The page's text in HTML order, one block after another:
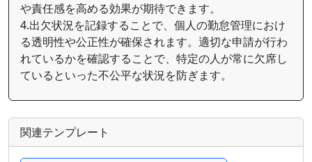
や責任感を高める効果が期待できます。
4.出欠状況を記録することで、個人の勤怠管理におけ
る透明性や公正性が確保されます。適切な申請が行わ
れているかを確認することで、特定の人が常に欠席し
ているといった不公平な状況を防ぎます。
関連テンプレート